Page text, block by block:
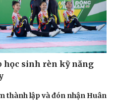
học sinh rèn kỹ năng
thành lập và đón nhận Huân